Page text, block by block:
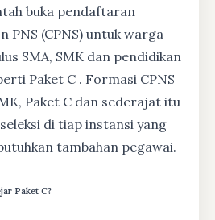
buka pendaftaran
PNS (CPNS) untuk warga
SMA, SMK dan pendidikan
Paket C . Formasi CPNS
Paket C dan sederajat itu
di tiap instansi yang
tambahan pegawai.
Paket C?